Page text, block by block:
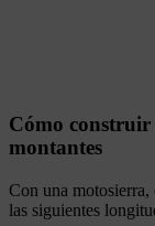
Cómo
montantes
Con una
las siguientes